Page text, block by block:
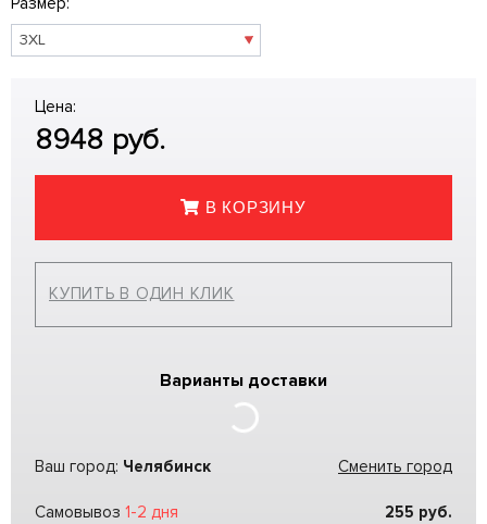
Цена:
8948 руб.
В КОРЗИНУ
КУПИТЬ В ОДИН КЛИК
Варианты доставки
Ваш город: Челябинск Сменить город
Самовывоз 1-2 дня 255 руб.